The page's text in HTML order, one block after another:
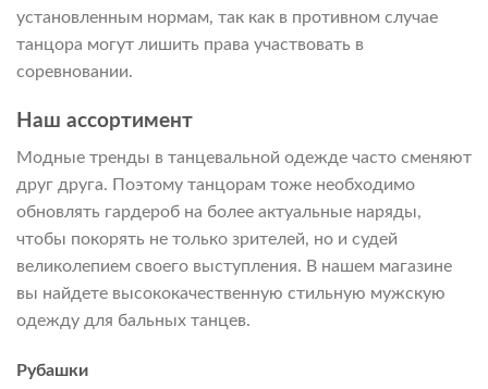
установленным нормам, так как в противном случае
танцора могут лишить права участвовать в
соревновании.
Наш ассортимент
Модные тренды в танцевальной одежде часто сменяют
друг друга. Поэтому танцорам тоже необходимо
обновлять гардероб на более актуальные наряды,
чтобы покорять не только зрителей, но и судей
великолепием своего выступления. В нашем магазине
вы найдете высококачественную стильную мужскую
одежду для бальных танцев.
Рубашки